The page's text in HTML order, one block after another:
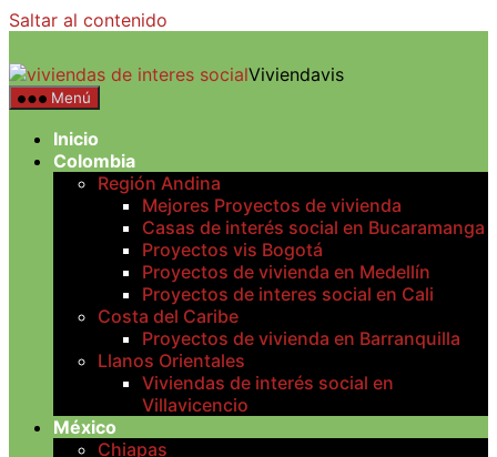
Saltar al contenido
Viviendavis
Menú
Inicio
Colombia
Región Andina
Mejores Proyectos de vivienda
Casas de interés social en Bucaramanga
Proyectos vis Bogotá
Proyectos de vivienda en Medellín
Proyectos de interes social en Cali
Costa del Caribe
Proyectos de vivienda en Barranquilla
Llanos Orientales
Viviendas de interés social en
Villavicencio
México
Chiapas